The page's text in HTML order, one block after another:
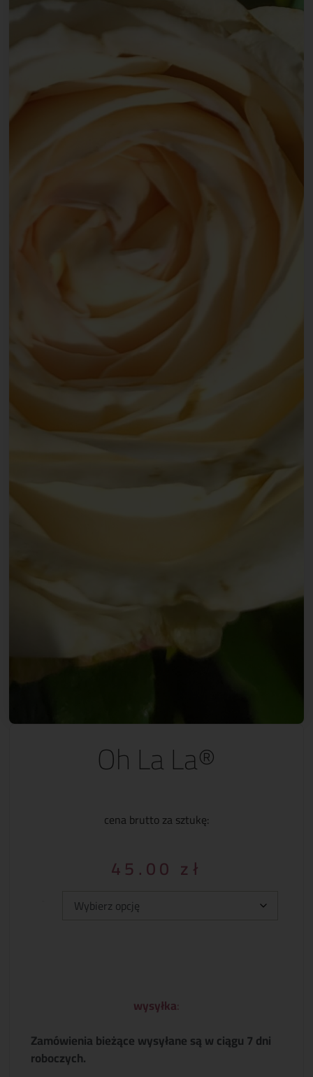
Oh La La®
cena brutto za sztukę:
45.00 zł
wysyłka:
Zamówienia bieżące wysyłane są w ciągu 7 dni
roboczych.